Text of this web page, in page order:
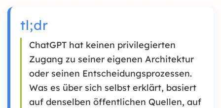
tl;dr
ChatGPT hat keinen privilegierten
Zugang zu seiner eigenen Architektur
oder seinen Entscheidungsprozessen.
Was es über sich selbst erklärt, basiert
auf denselben öffentlichen Quellen, auf